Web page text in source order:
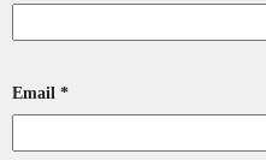
Email *